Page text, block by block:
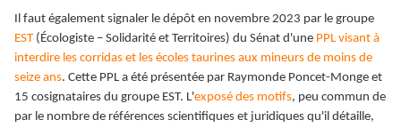
Il faut également signaler le dépôt en novembre 2023 par le groupe
EST(Écologiste – Solidarité et Territoires) du Sénat d'une PPL visant à
interdire les corridas et les écoles taurines aux mineurs de moins de
seize ans. Cette PPL a été présentée par Raymonde Poncet-Monge et
15 cosignataires du groupe EST. L'exposé des motifs, peu commun de
par le nombre de références scientifiques et juridiques qu'il détaille,